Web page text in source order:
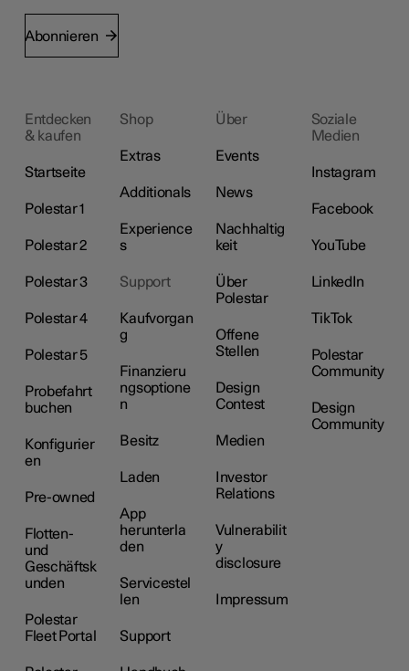
Abonnieren
Entdecken
& kaufen
Startseite
Polestar 1
Polestar 2
Polestar 3
Polestar 4
Polestar 5
Probefahrt
buchen
Konfigurier
en
Pre-owned
Flotten-
und
Geschäftsk
unden
Polestar
Fleet Portal
Shop
Extras
Additionals
Experience
s
Support
Kaufvorgan
g
Finanzieru
ngsoptione
n
Besitz
Laden
App
herunterla
den
Servicestel
len
Support
Über
Events
News
Nachhaltig
keit
Über
Polestar
Offene
Stellen
Design
Contest
Medien
Investor
Relations
Vulnerabilit
y
disclosure
Impressum
Soziale
Medien
Instagram
Facebook
YouTube
LinkedIn
TikTok
Polestar
Community
Design
Community